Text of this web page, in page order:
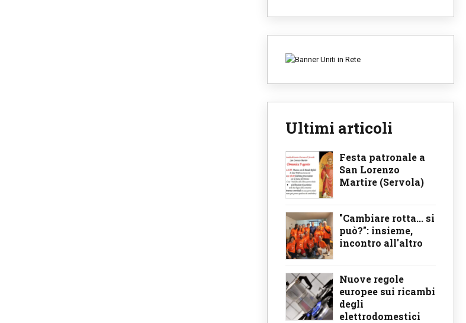
Ultimi articoli
Festa patronale a
San Lorenzo
Martire (Servola)
"Cambiare rotta... si
può?": insieme,
incontro all'altro
Nuove regole
europee sui ricambi
degli
elettrodomestici